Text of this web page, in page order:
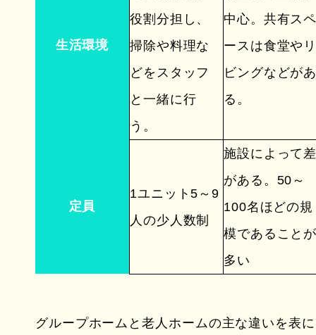
生活環境
役割分担し、
掃除や料理な
どをスタッフ
と一緒に行
う。
中心。共有ス
ースは食堂や
ビングなどが
る。
定員
1ユニット5～9
人の少人数制
施設によって
がある。50～
100名ほどの規
模であること
多い
グループホームと老人ホームの主な違いを表に